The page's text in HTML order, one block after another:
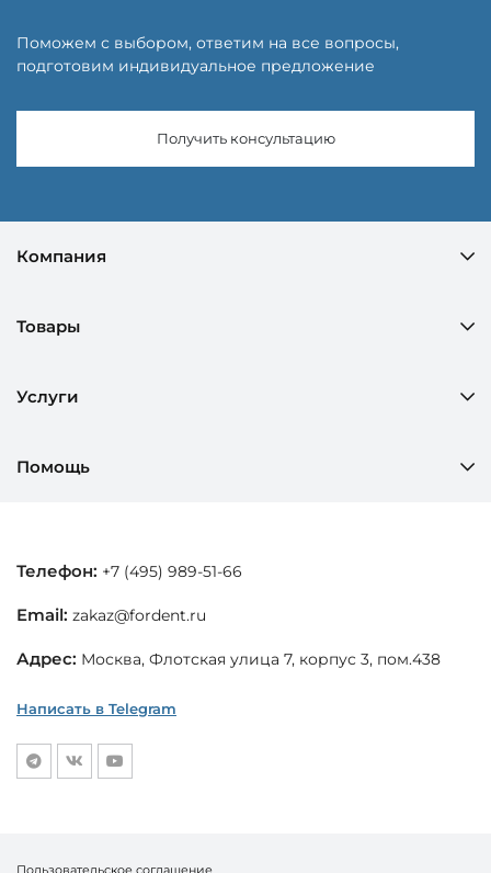
Поможем с выбором, ответим на все вопросы,
подготовим индивидуальное предложение
Получить консультацию
Компания
Товары
Услуги
Помощь
Телефон: +7 (495) 989-51-66
Email: zakaz@fordent.ru
Адрес: Москва, Флотская улица 7, корпус 3, пом.438
Написать в Telegram
Пользовательское соглашение